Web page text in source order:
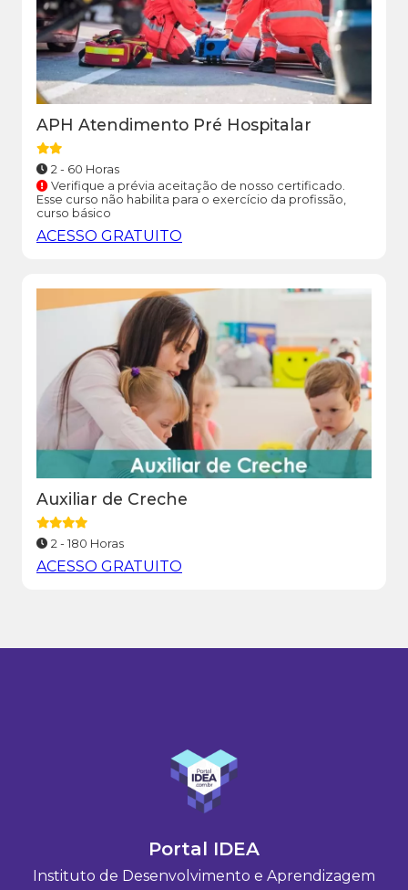
APH Atendimento Pré Hospitalar
2 - 60 Horas
Verifique a prévia aceitação de nosso certificado.
Esse curso não habilita para o exercício da profissão,
curso básico
ACESSO GRATUITO
Auxiliar de Creche
2 - 180 Horas
ACESSO GRATUITO
Portal IDEA
Instituto de Desenvolvimento e Aprendizagem